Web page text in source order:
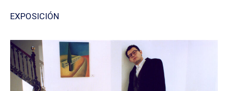
EXPOSICIÓN